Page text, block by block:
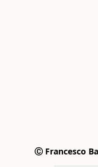
Ⓒ Francesco